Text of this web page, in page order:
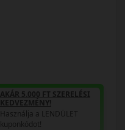
AKÁR 5.000 FT SZERELÉSI
KEDVEZMÉNY!
Használja a LENDÜLET
kuponkódot!